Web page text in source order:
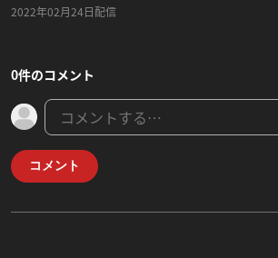
2022年02月24日配信
0件のコメント
コメント